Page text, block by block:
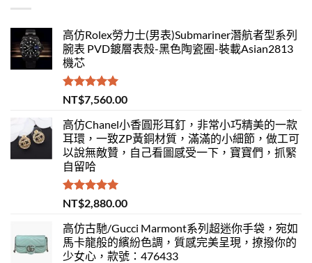
高仿Rolex勞力士(男表)Submariner潛航者型系列
腕表 PVD鍍層表殼-黑色陶瓷圈-裝載Asian2813
機芯
評分 5.00
滿分 5
NT$7,560.00
高仿Chanel小香圓形耳釘，非常小巧精美的一款
耳環，一致ZP黃銅材質，滿滿的小細節，做工可
以說無敵贊，自己看圖感受一下，寶寶們，抓緊
自留哈
評分 5.00
滿分 5
NT$2,880.00
高仿古馳/Gucci Marmont系列超迷你手袋，宛如
馬卡龍般的繽紛色調，質感完美呈現，撩撥你的
少女心，款號：476433